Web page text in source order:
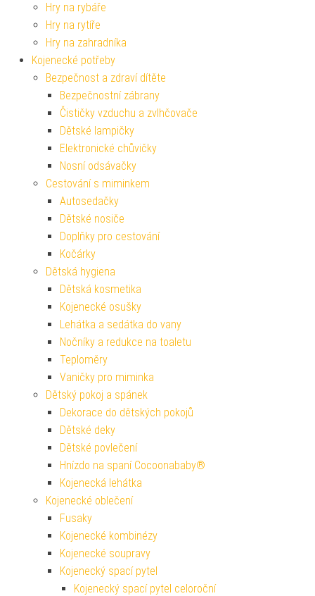
Hry na rybáře
Hry na rytíře
Hry na zahradníka
Kojenecké potřeby
Bezpečnost a zdraví dítěte
Bezpečnostní zábrany
Čističky vzduchu a zvlhčovače
Dětské lampičky
Elektronické chůvičky
Nosní odsávačky
Cestování s miminkem
Autosedačky
Dětské nosiče
Doplňky pro cestování
Kočárky
Dětská hygiena
Dětská kosmetika
Kojenecké osušky
Lehátka a sedátka do vany
Nočníky a redukce na toaletu
Teploměry
Vaničky pro miminka
Dětský pokoj a spánek
Dekorace do dětských pokojů
Dětské deky
Dětské povlečení
Hnízdo na spaní Cocoonababy®
Kojenecká lehátka
Kojenecké oblečení
Fusaky
Kojenecké kombinézy
Kojenecké soupravy
Kojenecký spací pytel
Kojenecký spací pytel celoroční